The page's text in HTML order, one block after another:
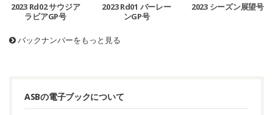
2023 Rd02 サウジア
ラビアGP号
2023 Rd01 バーレー
ンGP号
2023 シーズン展望号
バックナンバーをもっと見る
ASBの電子ブックについて